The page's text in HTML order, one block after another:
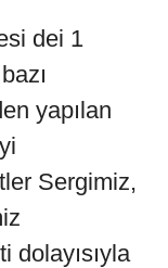
dei 1
yapılan
Sergimiz,
dolayısıyla